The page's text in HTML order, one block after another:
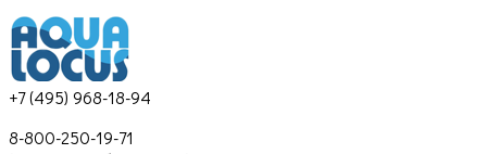
+7 (495) 968-18-94
8-800-250-19-71